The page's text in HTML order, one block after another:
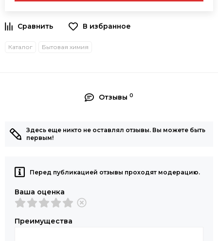
В избранное
Каталог Бытовая химия
Отзывы 0
Здесь еще никто не оставлял отзывы. Вы можете быть
первым!
Перед публикацией отзывы проходят модерацию.
Ваша оценка
Преимущества